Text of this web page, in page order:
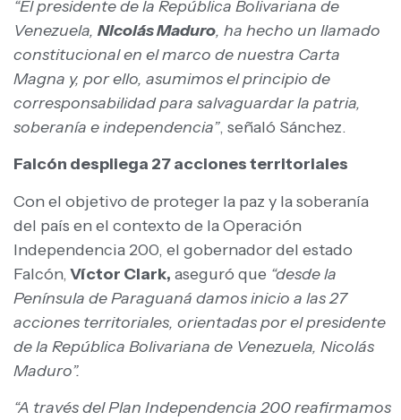
“El presidente de la República Bolivariana de
Venezuela, Nicolás Maduro, ha hecho un llamado
constitucional en el marco de nuestra Carta
Magna y, por ello, asumimos el principio de
corresponsabilidad para salvaguardar la patria,
soberanía e independencia”, señaló Sánchez.
Falcón despliega 27 acciones territoriales
Con el objetivo de proteger la paz y la soberanía
del país en el contexto de la Operación
Independencia 200, el gobernador del estado
Falcón,Víctor Clark, aseguró que “desde la
Península de Paraguaná damos inicio a las 27
acciones territoriales, orientadas por el presidente
de la República Bolivariana de Venezuela, Nicolás
Maduro”.
“A través del Plan Independencia 200 reafirmamos